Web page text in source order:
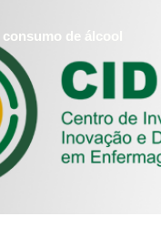
de álcool